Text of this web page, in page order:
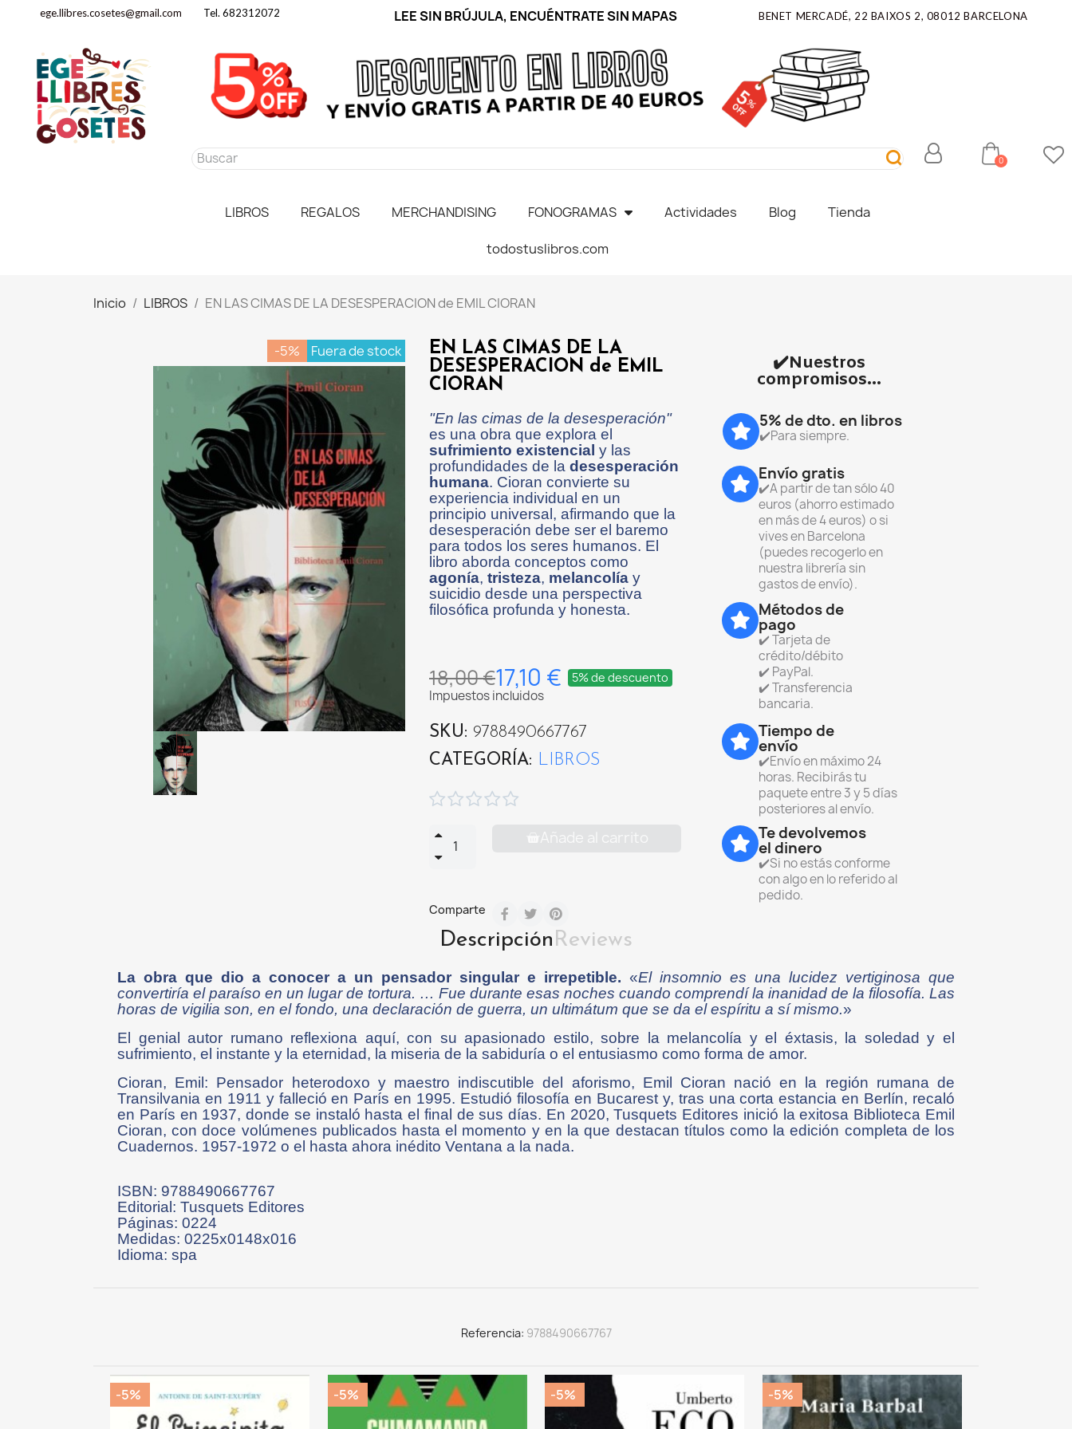
ege.llibres.cosetes@gmail.com Tel. 682312072 LEE SIN BRÚJULA, ENCUÉNTRATE SIN MAPAS BENET MERCADÉ, 22 BAIXOS 2, 08012 BARCELONA
LIBROS REGALOS MERCHANDISING FONOGRAMAS Actividades Blog Tienda
todostuslibros.com
Inicio LIBROS EN LAS CIMAS DE LA DESESPERACION de EMIL CIORAN
-5% Fuera de stock
EN LAS CIMAS DE LA
DESESPERACION de EMIL
CIORAN
"En las cimas de la desesperación"
es una obra que explora el
sufrimiento existencial y las
profundidades de la desesperación
humana. Cioran convierte su
experiencia individual en un
principio universal, afirmando que la
desesperación debe ser el baremo
para todos los seres humanos. El
libro aborda conceptos como
agonía, tristeza, melancolía y
suicidio desde una perspectiva
filosófica profunda y honesta.
18,00 €17,10 € 5% de descuento
Impuestos incluidos
SKU
9788490667767
CATEGORÍA
LIBROS

Añade al carrito
Comparte
✔️Nuestros
compromisos...
5% de dto. en libros
✔️Para siempre.
Envío gratis
✔️A partir de tan sólo 40
euros (ahorro estimado
en más de 4 euros) o si
vives en Barcelona
(puedes recogerlo en
nuestra librería sin
gastos de envío).
Métodos de
pago
✔️ Tarjeta de
crédito/débito
✔️ PayPal.
✔️ Transferencia
bancaria.
Tiempo de
envío
✔️Envío en máximo 24
horas. Recibirás tu
paquete entre 3 y 5 días
posteriores al envío.
Te devolvemos
el dinero
✔️Si no estás conforme
con algo en lo referido al
pedido.
DescripciónReviews
La obra que dio a conocer a un pensador singular e irrepetible. «El insomnio es una lucidez vertiginosa que
convertiría el paraíso en un lugar de tortura. … Fue durante esas noches cuando comprendí la inanidad de la filosofía. Las
horas de vigilia son, en el fondo, una declaración de guerra, un ultimátum que se da el espíritu a sí mismo.»
El genial autor rumano reflexiona aquí, con su apasionado estilo, sobre la melancolía y el éxtasis, la soledad y el
sufrimiento, el instante y la eternidad, la miseria de la sabiduría o el entusiasmo como forma de amor.
Cioran, Emil: Pensador heterodoxo y maestro indiscutible del aforismo, Emil Cioran nació en la región rumana de
Transilvania en 1911 y falleció en París en 1995. Estudió filosofía en Bucarest y, tras una corta estancia en Berlín, recaló
en París en 1937, donde se instaló hasta el final de sus días. En 2020, Tusquets Editores inició la exitosa Biblioteca Emil
Cioran, con doce volúmenes publicados hasta el momento y en la que destacan títulos como la edición completa de los
Cuadernos. 1957-1972 o el hasta ahora inédito Ventana a la nada.
ISBN: 9788490667767
Editorial: Tusquets Editores
Páginas: 0224
Medidas: 0225x0148x016
Idioma: spa
Referencia 9788490667767
-5% -5% -5% -5%